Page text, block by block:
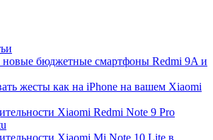
новые бюджетные смартфоны Redmi 9A и
жесты как на iPhone на вашем Xiaomi
Xiaomi Redmi Note 9 Pro
Xiaomi Mi Note 10 Lite в